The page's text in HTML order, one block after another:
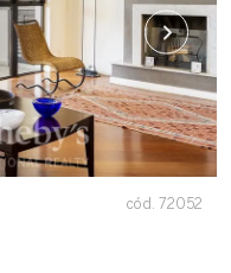
cód. 72052